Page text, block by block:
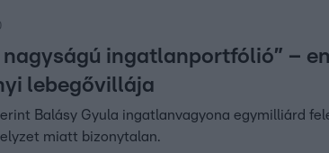
ingatlanportfólió” –
lebegővillája
Balásy Gyula ingatlanvagyona egymilliárd
miatt bizonytalan.